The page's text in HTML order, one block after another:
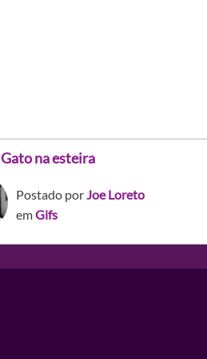
Gato na esteira
Postado porJoe Loreto
emGifs